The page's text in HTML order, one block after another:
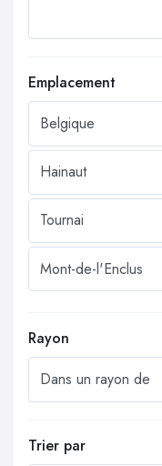
Emplacement
Rayon
Trier par